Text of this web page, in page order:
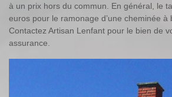
à un prix hors du commun. En général, le
euros pour le ramonage d’une cheminée à
Contactez Artisan Lenfant pour le bien de
assurance.